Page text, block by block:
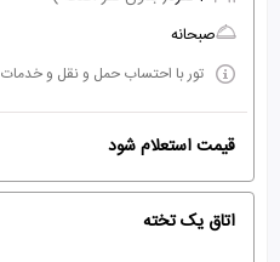
صبحانه
تور با احتساب حمل و نقل و خدمات
قیمت استعلام شود
اتاق یک تخته